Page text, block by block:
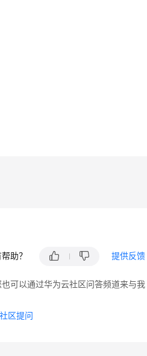
助？ 提供反馈
可以通过华为云社区问答频道来与我
区提问